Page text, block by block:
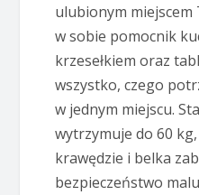
ulubionym miejscem
w sobie pomocnik
krzesełkiem oraz
wszystko, czego
w jednym miejscu.
wytrzymuje do 60
krawędzie i belka
bezpieczeństwo